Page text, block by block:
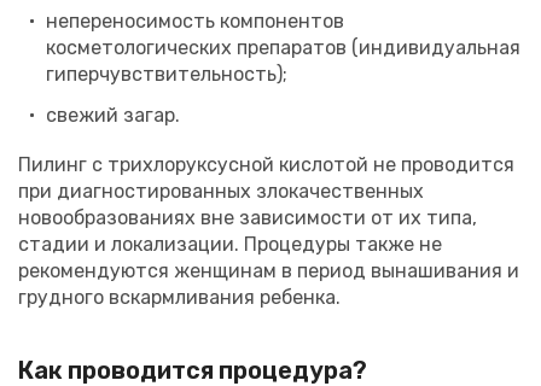
непереносимость компонентов
косметологических препаратов (индивидуальная
гиперчувствительность);
свежий загар.
Пилинг с трихлоруксусной кислотой не проводится
при диагностированных злокачественных
новообразованиях вне зависимости от их типа,
стадии и локализации. Процедуры также не
рекомендуются женщинам в период вынашивания и
грудного вскармливания ребенка.
Как проводится процедура?